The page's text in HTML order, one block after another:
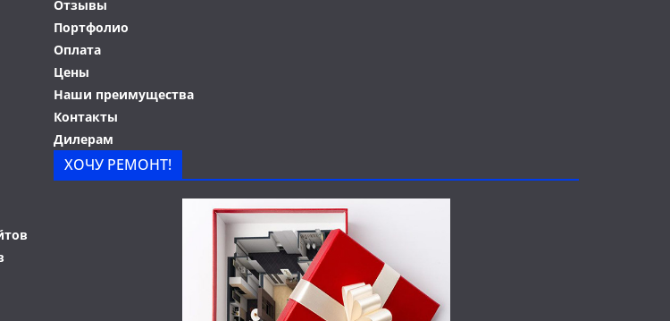
Отзывы
Портфолио
Оплата
Цены
Наши преимущества
Контакты
Дилерам
ХОЧУ РЕМОНТ!